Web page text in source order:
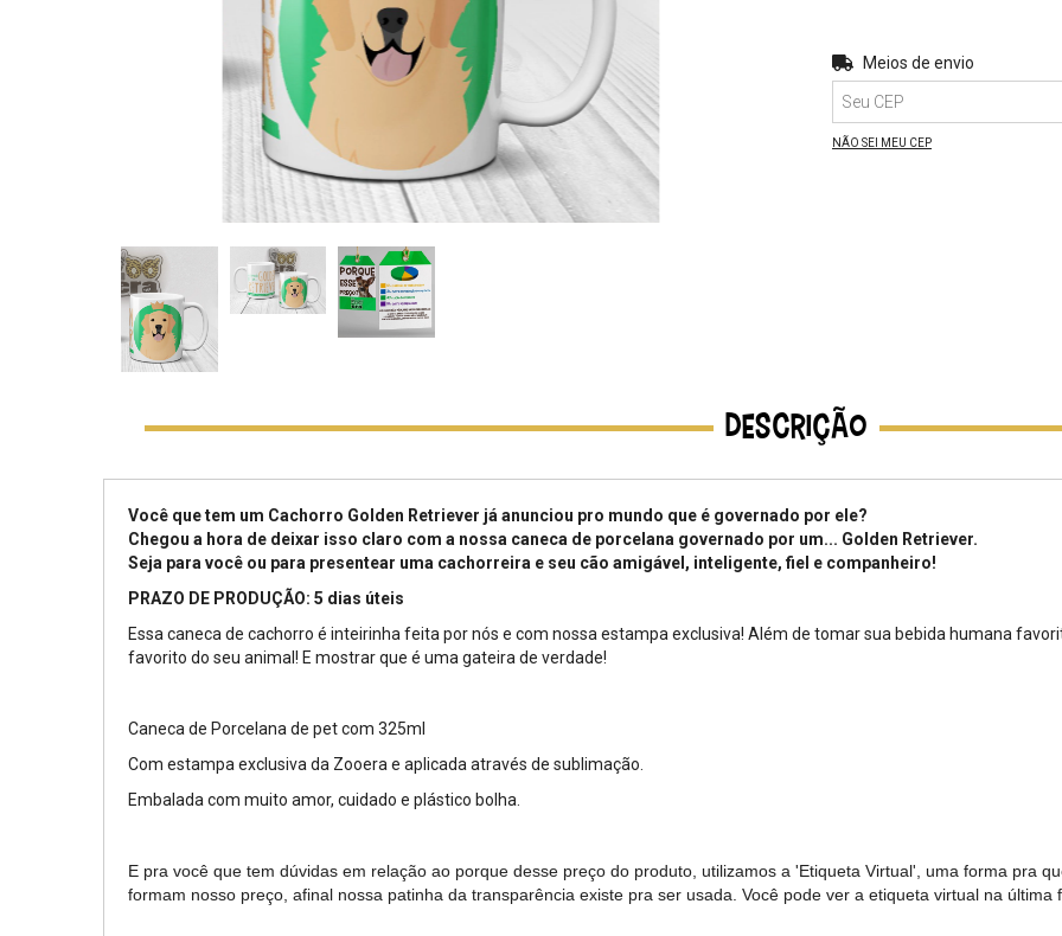
Entregas para o CEP:
Meios de envio
NÃO SEI MEU CEP
Descrição
Você que tem um Cachorro Golden Retriever já anunciou pro mundo que é governado por ele?
Chegou a hora de deixar isso claro com a nossa caneca de porcelana governado por um... Golden Retriever.
Seja para você ou para presentear uma cachorreira e seu cão amigável, inteligente, fiel e companheiro!
PRAZO DE PRODUÇÃO: 5 dias úteis
Essa caneca de cachorro é inteirinha feita por nós e com nossa estampa exclusiva! Além de tomar sua bebida humana
favorito do seu animal! E mostrar que é uma gateira de verdade!
Caneca de Porcelana de pet com 325ml
Com estampa exclusiva da Zooera e aplicada através de sublimação.
Embalada com muito amor, cuidado e plástico bolha.
E pra você que tem dúvidas em relação ao porque desse preço do produto, utilizamos a 'Etiqueta Virtual', uma forma pra
formam nosso preço, afinal nossa patinha da transparência existe pra ser usada. Você pode ver a etiqueta virtual na última